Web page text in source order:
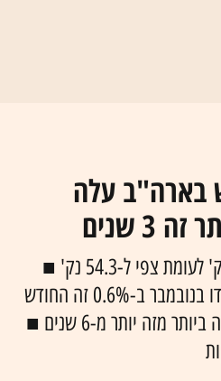
בארה"ב עלה
שנים
מדד ה-ISM עלה ל-55.9 נק' לעומת צפי ל-54.3 נק' ■
הוצאות הבנייה בארה"ב ירדו בנובמבר ב-0.6% זה החודש
השביעי ברצף לרמה הנמוכה ביותר מזה יותר מ-6 שנים ■